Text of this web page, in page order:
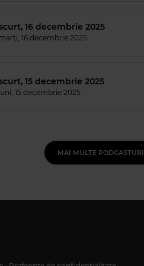
16 decembrie 2025
16 decembrie 2025
15 decembrie 2025
luni, 15 decembrie 2025
MAI MULTE PODCASTURI